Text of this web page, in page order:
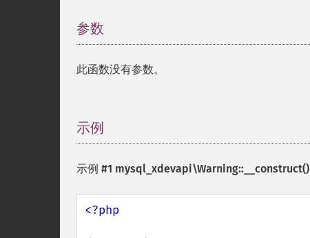
参数
此函数没有参数。
示例
示例 #1 mysql_xdevapi\Warning::__construct()
<?php